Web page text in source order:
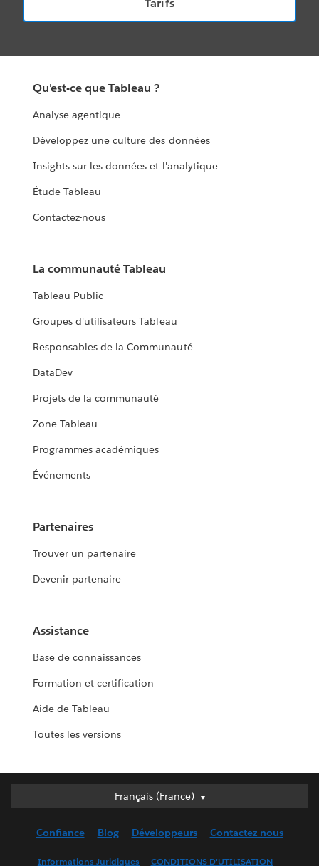
Tarifs
Qu'est-ce que Tableau ?
Analyse agentique
Développez une culture des données
Insights sur les données et l'analytique
Étude Tableau
Contactez-nous
La communauté Tableau
Tableau Public
Groupes d'utilisateurs Tableau
Responsables de la Communauté
DataDev
Projets de la communauté
Zone Tableau
Programmes académiques
Événements
Partenaires
Trouver un partenaire
Devenir partenaire
Assistance
Base de connaissances
Formation et certification
Aide de Tableau
Toutes les versions
Français (France)
Français (France)
English (UK)
Confiance Blog Développeurs Contactez-nous
Informations Juridiques CONDITIONS D'UTILISATION